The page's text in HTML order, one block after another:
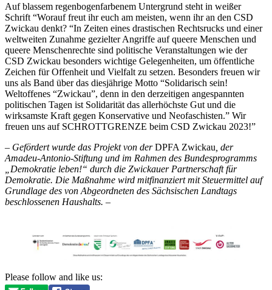
Auf blassem regenbogenfarbenem Untergrund steht in weißer
Schrift “Worauf freut ihr euch am meisten, wenn ihr an den CSD
Zwickau denkt? “In Zeiten eines drastischen Rechtsrucks und einer
weltweiten Zunahme gezielter Angriffe auf queere Menschen und
queere Menschenrechte sind politische Veranstaltungen wie der
CSD Zwickau besonders wichtige Gelegenheiten, um öffentliche
Zeichen für Offenheit und Vielfalt zu setzen. Besonders freuen wir
uns als Band über das diesjährige Motto “Solidarisch sein!
Weltoffenes “Zwickau”, denn in den derzeitigen angespannten
politischen Tagen ist Solidarität das allerhöchste Gut und die
wirksamste Kraft gegen Konservative und Neofaschisten.” Wir
freuen uns auf SCHROTTGRENZE beim CSD Zwickau 2023!”
– Gefördert wurde das Projekt von derDPFA Zwickau , der
Amadeu-Antonio-Stiftung und im Rahmen des Bundesprogramms
„Demokratie leben!“ durch die Zwickauer Partnerschaft für
Demokratie. Die Maßnahme wird mitfinanziert mit Steuermittel auf
Grundlage des von Abgeordneten des Sächsischen Landtags
beschlossenen Haushalts. –
Please follow and like us: